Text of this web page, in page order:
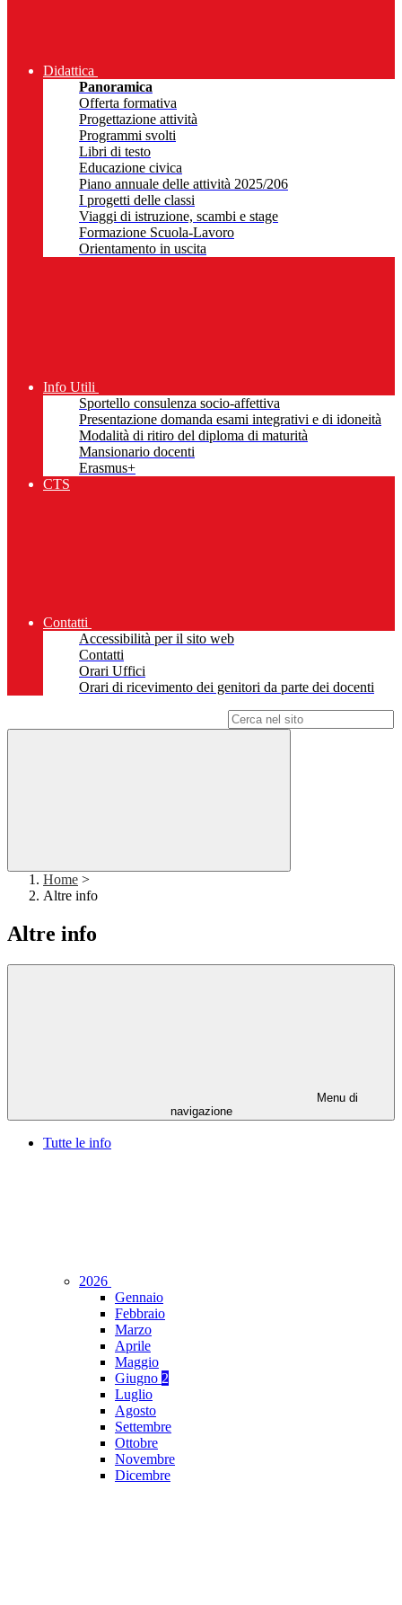
Didattica
Panoramica
Offerta formativa
Progettazione attività
Programmi svolti
Libri di testo
Educazione civica
Piano annuale delle attività 2025/206
I progetti delle classi
Viaggi di istruzione, scambi e stage
Formazione Scuola-Lavoro
Orientamento in uscita
Info Utili
Sportello consulenza socio-affettiva
Presentazione domanda esami integrativi e di idoneità
Modalità di ritiro del diploma di maturità
Mansionario docenti
Erasmus+
CTS
Contatti
Accessibilità per il sito web
Contatti
Orari Uffici
Orari di ricevimento dei genitori da parte dei docenti
Home >
Altre info
Altre info
Menu di
navigazione
Tutte le info
2026
Gennaio
Febbraio
Marzo
Aprile
Maggio
Giugno 2
Luglio
Agosto
Settembre
Ottobre
Novembre
Dicembre